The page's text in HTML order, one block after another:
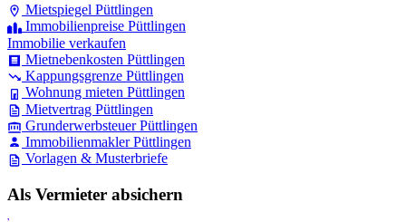
Mietspiegel Püttlingen
Immobilienpreise Püttlingen
Immobilie verkaufen
Mietnebenkosten Püttlingen
Kappungsgrenze Püttlingen
Wohnung mieten Püttlingen
Mietvertrag Püttlingen
Grunderwerbsteuer Püttlingen
Immobilienmakler Püttlingen
Vorlagen & Musterbriefe
Als Vermieter absichern